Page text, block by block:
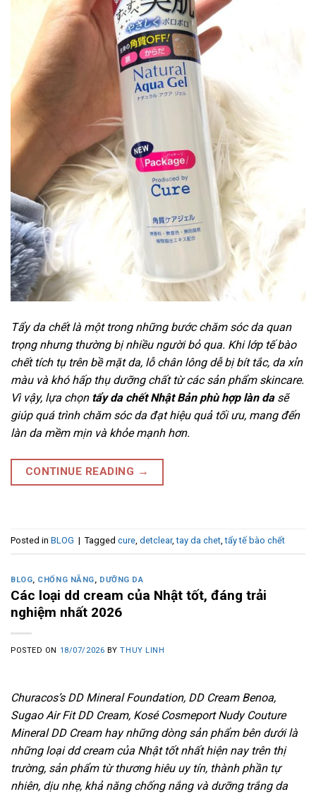
Tẩy da chết là một trong những bước chăm sóc da quan
trọng nhưng thường bị nhiều người bỏ qua. Khi lớp tế bào
chết tích tụ trên bề mặt da, lỗ chân lông dễ bị bít tắc, da xỉn
màu và khó hấp thụ dưỡng chất từ các sản phẩm skincare.
Vì vậy, lựa chọn tẩy da chết Nhật Bản phù hợp làn dasẽ
giúp quá trình chăm sóc da đạt hiệu quả tối ưu, mang đến
làn da mềm mịn và khỏe mạnh hơn.
CONTINUE READING →
Posted in BLOG | Tagged cure, detclear,tay da chet,tẩy tế bào chết
BLOG, CHỐNG NẴNG, DƯỠNG DA
Các loại dd cream của Nhật tốt, đáng trải
nghiệm nhất 2026
POSTED ON 18/07/2026 BYTHUY LINH
Churacos’s DD Mineral Foundation, DD Cream Benoa,
Sugao Air Fit DD Cream, Kosé Cosmeport Nudy Couture
Mineral DD Cream hay những dòng sản phẩm bên dưới là
những loại dd cream của Nhật tốt nhất hiện nay trên thị
trường, sản phẩm từ thương hiêu uy tín, thành phần tự
nhiên, dịu nhẹ, khả năng chống nắng và dưỡng trắng da